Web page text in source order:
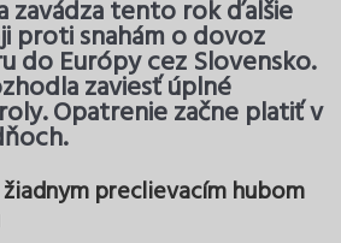
zavádza tento rok ďalšie
proti snahám o dovoz
do Európy cez Slovensko.
zaviesť úplné
Opatrenie začne platiť v
preclievacím hubom